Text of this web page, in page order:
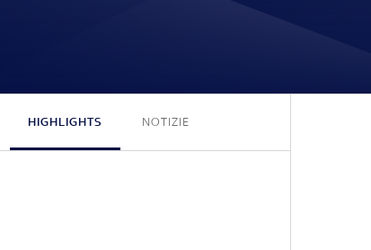
HIGHLIGHTS NOTIZIE